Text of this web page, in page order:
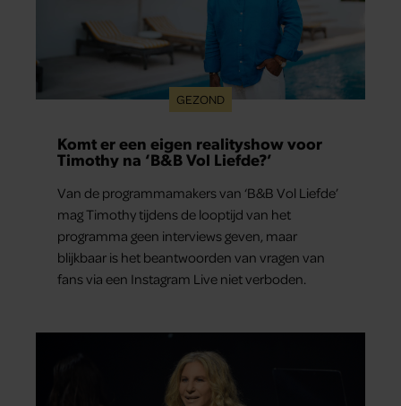
GEZOND
Komt er een eigen realityshow voor
Timothy na ‘B&B Vol Liefde?’
Van de programmamakers van ‘B&B Vol Liefde’
mag Timothy tijdens de looptijd van het
programma geen interviews geven, maar
blijkbaar is het beantwoorden van vragen van
fans via een Instagram Live niet verboden.